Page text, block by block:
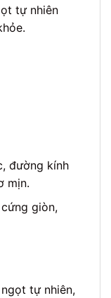
tự nhiên
đường kính
mịn.
giòn,
tự nhiên,